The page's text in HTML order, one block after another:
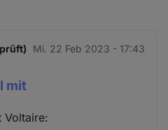
Mi. 22 Feb 2023 - 17:43
mit
Voltaire: